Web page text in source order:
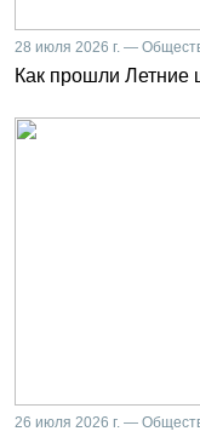
28 июля 2026 г. —
Как прошли Летние
26 июля 2026 г. —